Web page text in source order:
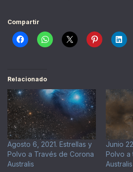
Compartir
Relacionado
Agosto 6, 2021. Estrellas y
Polvo a Través de Corona
Australis
Junio
Polvo a
Australis